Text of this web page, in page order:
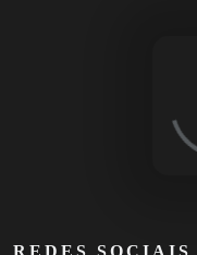
REDES SOCIAIS